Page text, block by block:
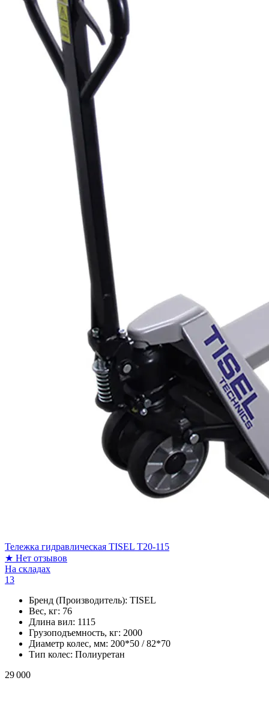
Тележка гидравлическая TISEL T20-115
★ Нет отзывов
На складах
13
Бренд (Производитель): TISEL
Вес, кг: 76
Длина вил: 1115
Грузоподъемность, кг: 2000
Диаметр колес, мм: 200*50 / 82*70
Тип колес: Полиуретан
29 000